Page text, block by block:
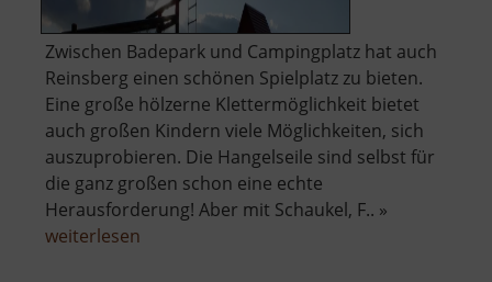
Zwischen Badepark und Campingplatz hat auch
Reinsberg einen schönen Spielplatz zu bieten.
Eine große hölzerne Klettermöglichkeit bietet
auch großen Kindern viele Möglichkeiten, sich
auszuprobieren. Die Hangelseile sind selbst für
die ganz großen schon eine echte
Herausforderung! Aber mit Schaukel, F.. »
weiterlesen